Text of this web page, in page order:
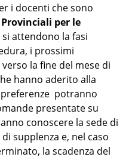
i docenti che sono
per le
si attendono la fasi
i prossimi
la fine del mese di
hanno aderito alla
potranno
presentate su
conoscere la sede di
supplenza e, nel caso
la scadenza del